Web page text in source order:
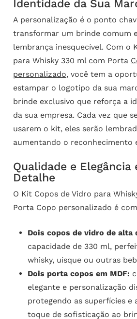
Identidade da Sua
A personalização é o ponto
transformar um brinde comum
lembrança inesquecível. Com o
para Whisky 330 ml com Porta
personalizado, você tem a
estampar o logotipo da sua
brinde exclusivo que reforça a
da sua empresa. Cada vez que
usarem o kit, eles serão
aumentando o reconhecimento
Qualidade e Elegância
Detalhe
O Kit Copos de Vidro para
Porta Copo personalizado é
Dois copos de vidro de alta
capacidade de 330 ml,
whisky, uísque ou outras
Dois porta copos em MDF:
elegante e personalização
protegendo as superfícies e
toque de sofisticação ao